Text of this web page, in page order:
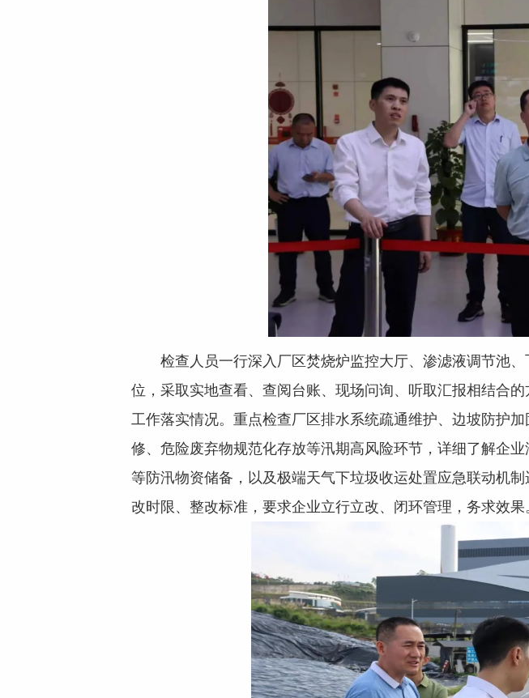
检查人员一行深入厂区焚烧炉监控大厅、渗滤液调节池
位，采取实地查看、查阅台账、现场问询、听取汇报相结合
工作落实情况。重点检查厂区排水系统疏通维护、边坡防护
修、危险废弃物规范化存放等汛期高风险环节，详细了解企
等防汛物资储备，以及极端天气下垃圾收运处置应急联动机
改时限、整改标准，要求企业立行立改、闭环管理，务求效果